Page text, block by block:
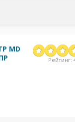
MD
Рейтинг: